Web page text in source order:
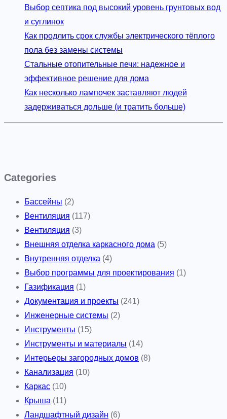
Выбор септика под высокий уровень грунтовых вод
и суглинок
Как продлить срок службы электрического тёплого
пола без замены системы
Стальные отопительные печи: надежное и
эффективное решение для дома
Как несколько лампочек заставляют людей
задерживаться дольше (и тратить больше)
Categories
Бассейны (2)
Вентиляция (117)
Вентиляция (3)
Внешняя отделка каркасного дома (5)
Внутренняя отделка (4)
Выбор программы для проектирования (1)
Газификация (1)
Документация и проекты (241)
Инженерные системы (2)
Инструменты (15)
Инструменты и материалы (14)
Интерьеры загородных домов (8)
Канализация (10)
Каркас (10)
Крыша (11)
Ландшафтный дизайн (6)